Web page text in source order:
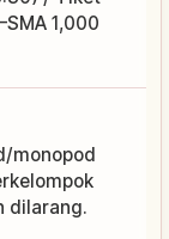
1,000
monopod
dilarang.